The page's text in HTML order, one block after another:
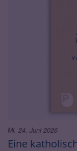
Eine
Mi. 24. Juni 2026